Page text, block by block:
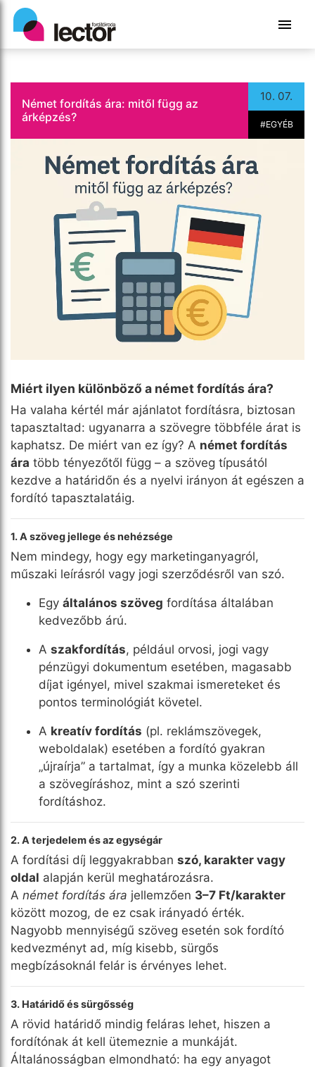
Német fordítás ára: mitől függ az
árképzés?
10. 07.
#EGYÉB
Miért ilyen különböző a német fordítás ára?
Ha valaha kértél már ajánlatot fordításra, biztosan
tapasztaltad: ugyanarra a szövegre többféle árat is
kaphatsz. De miért van ez így? A német fordítás
ára több tényezőtől függ – a szöveg típusától
kezdve a határidőn és a nyelvi irányon át egészen a
fordító tapasztalatáig.
1. A szöveg jellege és nehézsége
Nem mindegy, hogy egy marketinganyagról,
műszaki leírásról vagy jogi szerződésről van szó.
Egy általános szöveg fordítása általában
kedvezőbb árú.
A szakfordítás, például orvosi, jogi vagy
pénzügyi dokumentum esetében, magasabb
díjat igényel, mivel szakmai ismereteket és
pontos terminológiát követel.
A kreatív fordítás (pl. reklámszövegek,
weboldalak) esetében a fordító gyakran
„újraírja” a tartalmat, így a munka közelebb áll
a szövegíráshoz, mint a szó szerinti
fordításhoz.
2. A terjedelem és az egységár
A fordítási díj leggyakrabban szó, karakter vagy
oldal alapján kerül meghatározásra.
A német fordítás ára jellemzően 3–7 Ft/karakter
között mozog, de ez csak irányadó érték.
Nagyobb mennyiségű szöveg esetén sok fordító
kedvezményt ad, míg kisebb, sürgős
megbízásoknál felár is érvényes lehet.
3. Határidő és sürgősség
A rövid határidő mindig feláras lehet, hiszen a
fordítónak át kell ütemeznie a munkáját.
Általánosságban elmondható: ha egy anyagot